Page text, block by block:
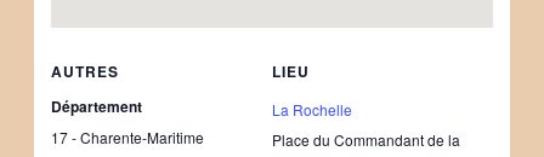
LIEU
La Rochelle
Place du Commandant de la
AUTRES
Département
17 - Charente-Maritime